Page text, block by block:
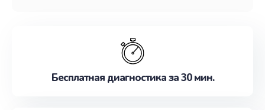
Бесплатная диагностика за 30 мин.